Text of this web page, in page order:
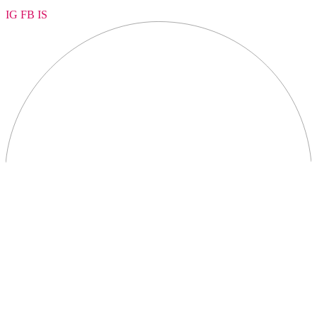
IG FB IS